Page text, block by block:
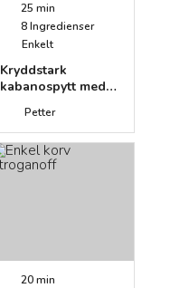
25 min
8Ingredienser
Enkelt
Kryddstark
kabanospytt med
Petter
20 min